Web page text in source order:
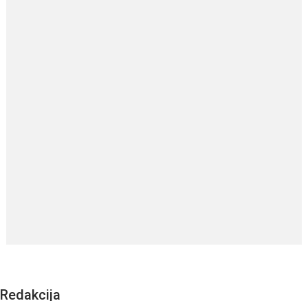
Redakcija